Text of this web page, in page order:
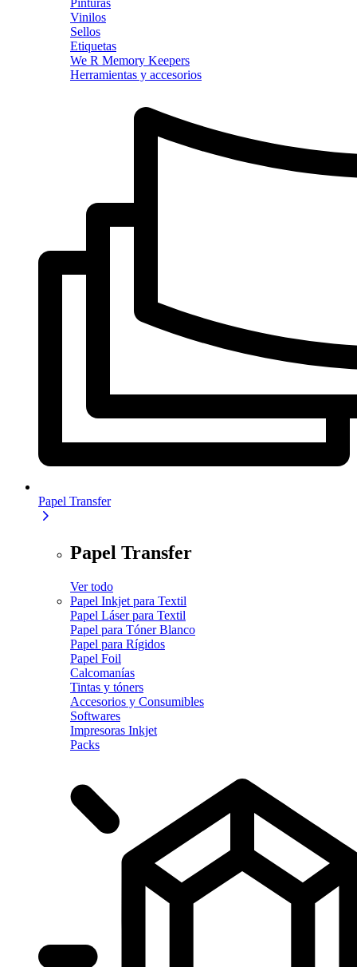
Pinturas
Vinilos
Sellos
Etiquetas
We R Memory Keepers
Herramientas y accesorios
Papel Transfer
Papel Transfer
Ver todo
Papel Inkjet para Textil
Papel Láser para Textil
Papel para Tóner Blanco
Papel para Rígidos
Papel Foil
Calcomanías
Tintas y tóners
Accesorios y Consumibles
Softwares
Impresoras Inkjet
Packs